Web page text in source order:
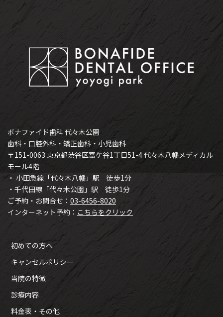
ボナファイド歯科 代々木公園
歯科・口腔外科・矯正歯科・小児歯科
〒151-0063 東京都渋谷区富ケ谷1丁目51-4 代々木八幡メディカル
モール4階
・ 小田急線「代々木八幡」駅 徒歩1分
・千代田線「代々木公園」駅 徒歩1分
ご予約・お問合せ： 03-6456-8020
インターネット予約： こちらをクリック
初めての方へ
キャンセルポリシー
当院の特徴
診療内容
料金表・その他